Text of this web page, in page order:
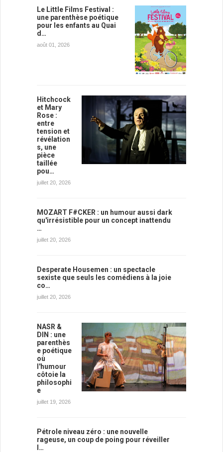
Le Little Films Festival :
une parenthèse poétique
pour les enfants au Quai
d…
août 01, 2026
Hitchcock
et Mary
Rose :
entre
tension et
révélation
s, une
pièce
taillée
pou…
juillet 20, 2026
MOZART F#CKER : un humour aussi dark
qu'irrésistible pour un concept inattendu
…
juillet 20, 2026
Desperate Housemen : un spectacle
sexiste que seuls les comédiens à la joie
co…
juillet 20, 2026
NASR &
DIN : une
parenthès
e poétique
où
l'humour
côtoie la
philosophi
e
juillet 19, 2026
Pétrole niveau zéro : une nouvelle
rageuse, un coup de poing pour réveiller
l…